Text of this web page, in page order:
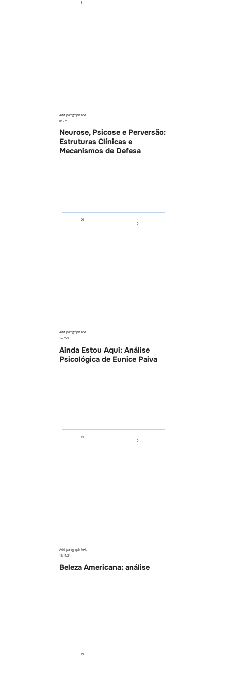
0
3
Neurose, Psicose e Perversão:
Estruturas Clínicas e
Mecanismos de Defesa
8/3/25
Add paragraph text.
0
66
Ainda Estou Aqui: Análise
Psicológica de Eunice Paiva
12/2/25
Add paragraph text.
0
159
Beleza Americana: análise
19/11/24
Add paragraph text.
0
19